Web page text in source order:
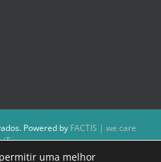
Powered by FACTIS | we care
iT
de não publicar conteúdos que
uma melhor